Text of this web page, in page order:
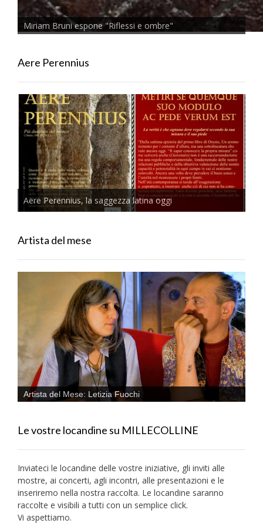
Miriam Bruni espone "Riflessi e ombre"
Aere Perennius
Aere Perennius, la saggezza latina oggi
Artista del mese
Artista del Mese: Letizia Fuochi
Le vostre locandine su MILLECOLLINE
Inviateci le locandine delle vostre iniziative, gli inviti alle
mostre, ai concerti, agli incontri, alle presentazioni e le
inseriremo nella nostra raccolta. Le locandine saranno
raccolte e visibili a tutti con un semplice click.
Vi aspettiamo.